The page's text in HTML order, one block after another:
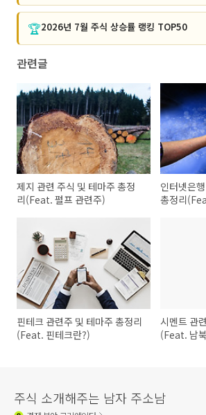
🏆2026년 7월 주식 상승률 랭킹 TOP50
관련글
제지 관련 주식 및 테마주 총정
리(Feat. 펄프 관련주)
인터넷은
총정리
핀테크 관련주 및 테마주 총정리
(Feat. 핀테크란?)
시멘트 관
(Feat. 남
주식 소개해주는 남자 주소남